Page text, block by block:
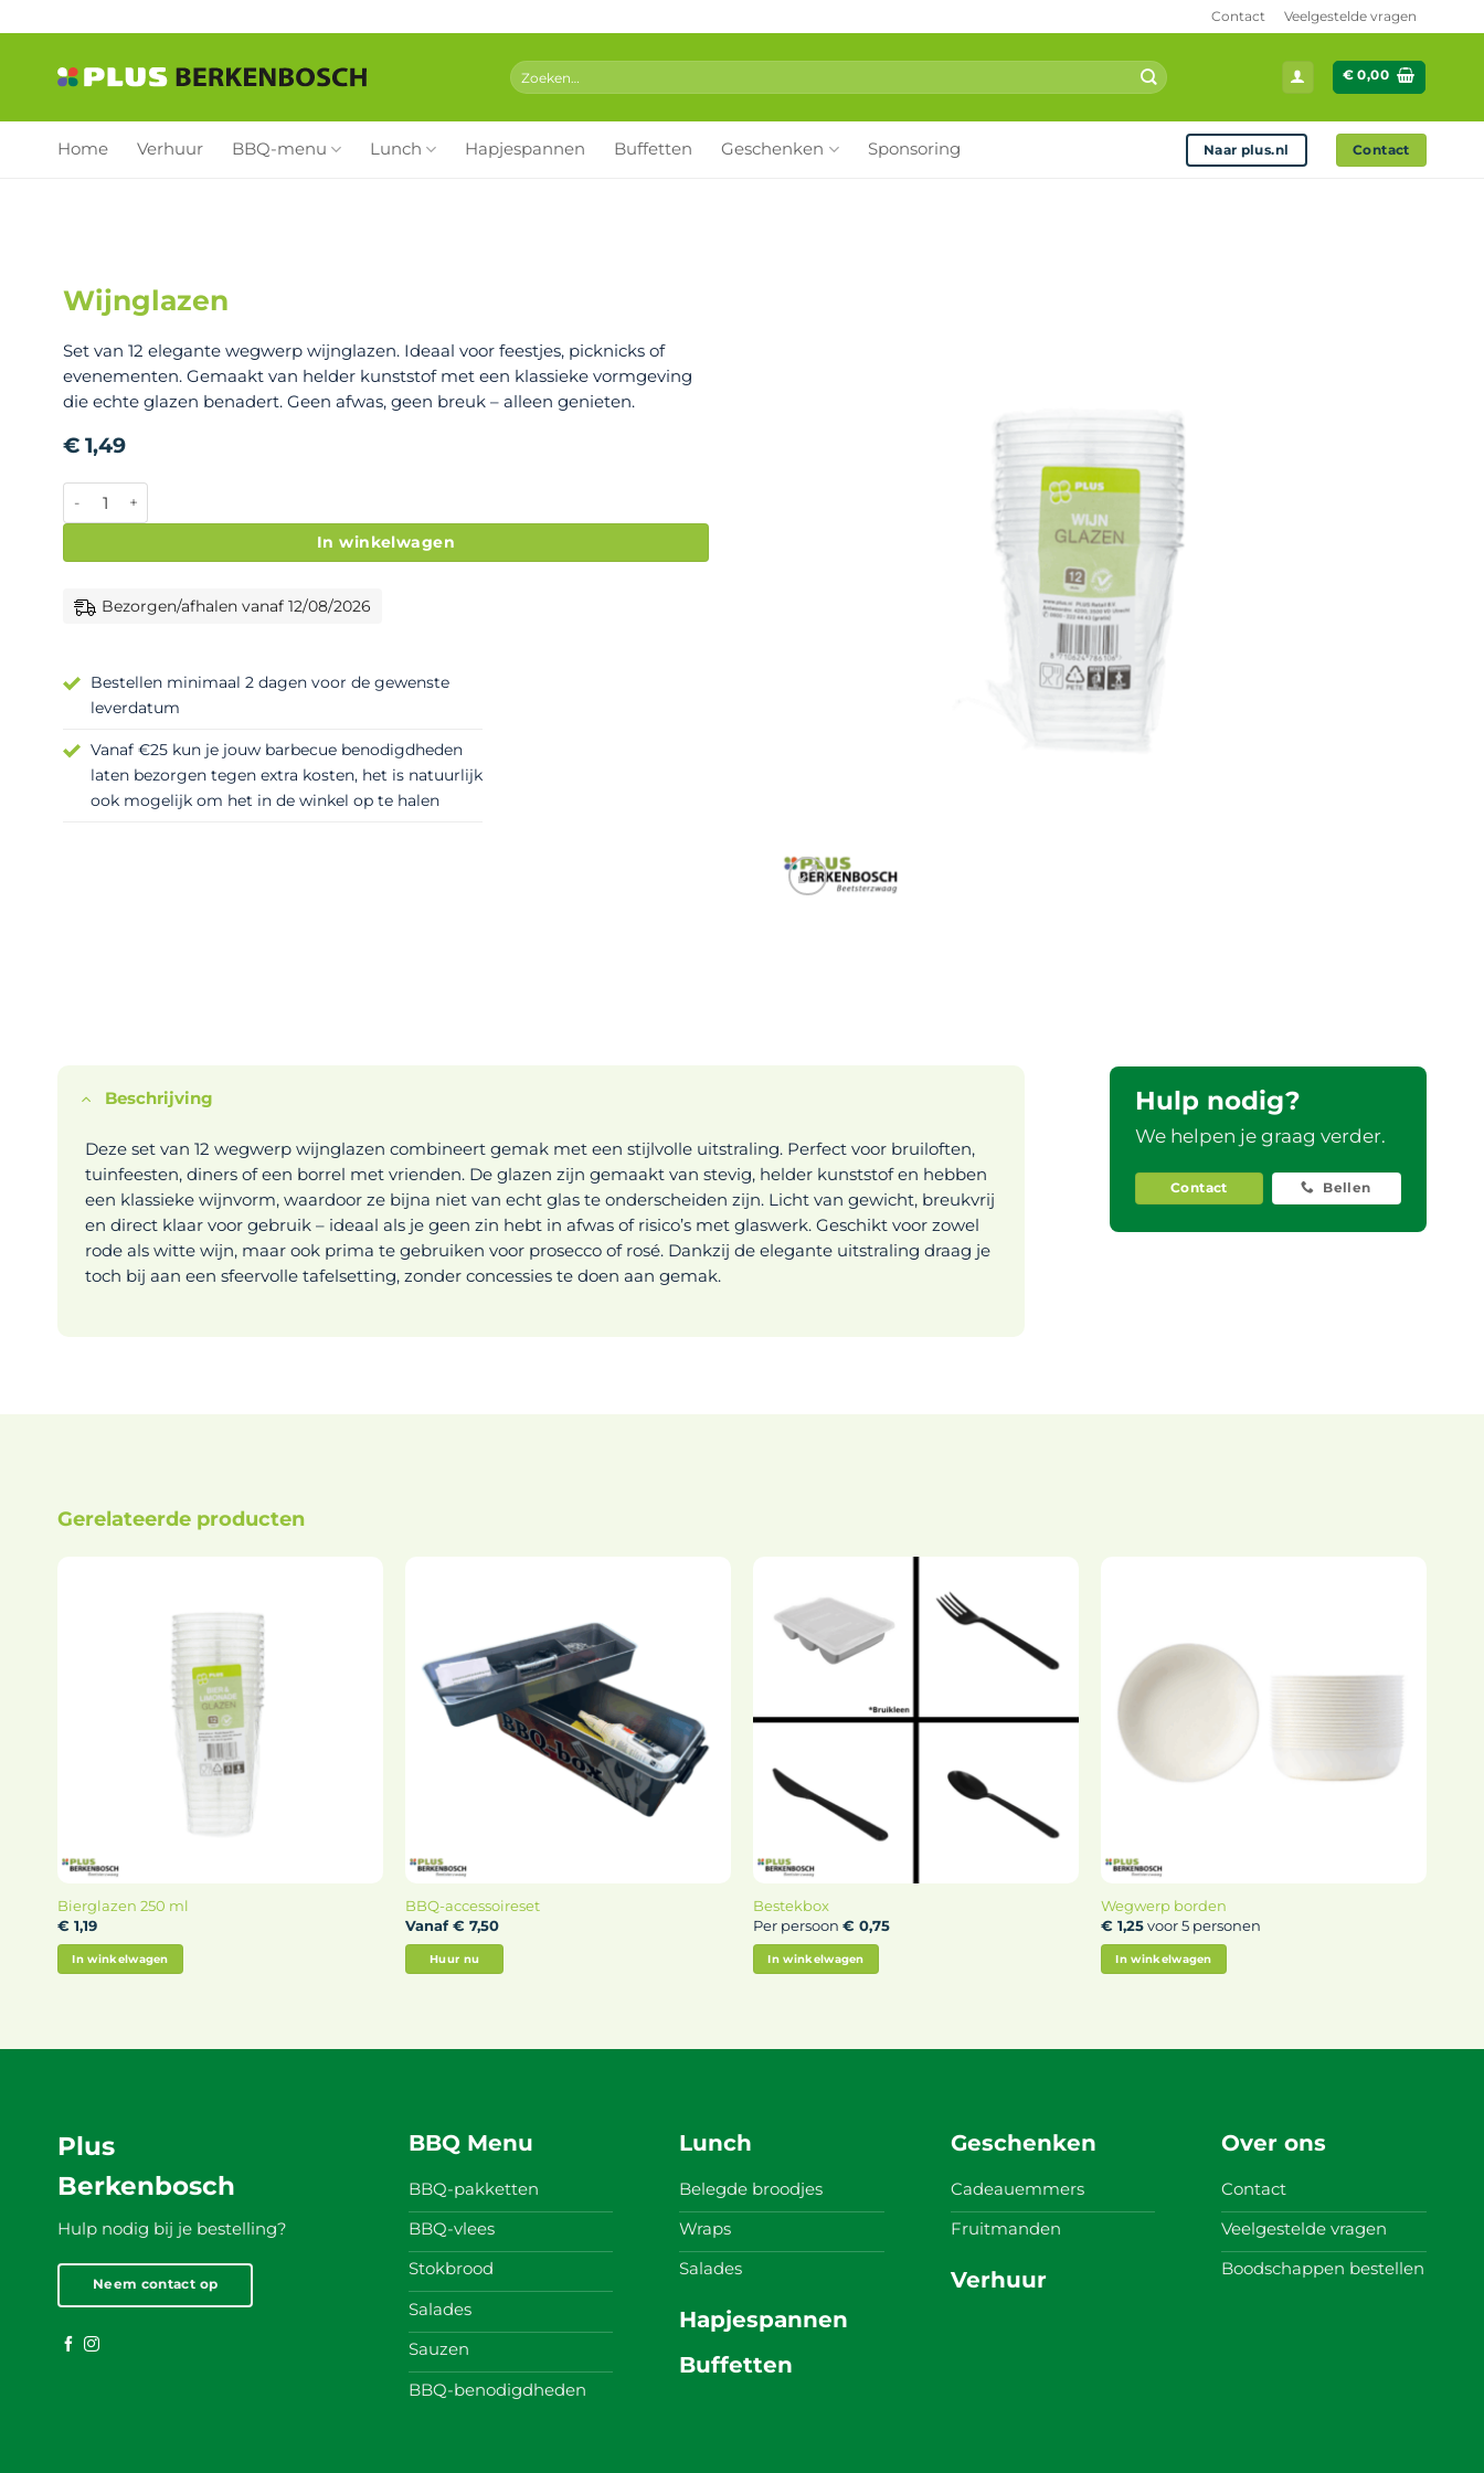
naar
Contact Veelgestelde vragen
Zoeken
naar:
€ 0,00
Home Verhuur BBQ-menu Lunch Hapjespannen Buffetten Geschenken Sponsoring Naar plus.nl Contact
Wijnglazen
Set van 12 elegante wegwerp wijnglazen. Ideaal voor feestjes, picknicks of
evenementen. Gemaakt van helder kunststof met een klassieke vormgeving
die echte glazen benadert. Geen afwas, geen breuk – alleen genieten.
€ 1,49
Wijnglazen aantal
In winkelwagen
Bezorgen/afhalen vanaf 12/08/2026
Bestellen minimaal 2 dagen voor de gewenste
leverdatum
Vanaf €25 kun je jouw barbecue benodigdheden
laten bezorgen tegen extra kosten, het is natuurlijk
ook mogelijk om het in de winkel op te halen
Beschrijving
Deze set van 12 wegwerp wijnglazen combineert gemak met een stijlvolle uitstraling. Perfect voor bruiloften,
tuinfeesten, diners of een borrel met vrienden. De glazen zijn gemaakt van stevig, helder kunststof en hebben
een klassieke wijnvorm, waardoor ze bijna niet van echt glas te onderscheiden zijn. Licht van gewicht, breukvrij
en direct klaar voor gebruik – ideaal als je geen zin hebt in afwas of risico’s met glaswerk. Geschikt voor zowel
rode als witte wijn, maar ook prima te gebruiken voor prosecco of rosé. Dankzij de elegante uitstraling draag je
toch bij aan een sfeervolle tafelsetting, zonder concessies te doen aan gemak.
Hulp nodig?
We helpen je graag verder.
Contact Bellen
Gerelateerde producten
Bierglazen 250 ml
€ 1,19
In winkelwagen
BBQ-accessoireset
Vanaf€ 7,50
Lees verder
Bestekbox
Per persoon € 0,75
In winkelwagen
Wegwerp borden
€ 1,25 voor 5 personen
In winkelwagen
Plus
Berkenbosch
Hulp nodig bij je bestelling?
Neem contact op
BBQ Menu
BBQ-pakketten
BBQ-vlees
Stokbrood
Salades
Sauzen
BBQ-benodigdheden
Lunch
Belegde broodjes
Wraps
Salades
Hapjespannen
Buffetten
Geschenken
Cadeauemmers
Fruitmanden
Verhuur
Over ons
Contact
Veelgestelde vragen
Boodschappen bestellen